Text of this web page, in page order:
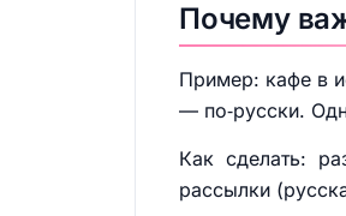
Почему
Пример: кафе в
— по‑русски.
Как сделать:
рассылки